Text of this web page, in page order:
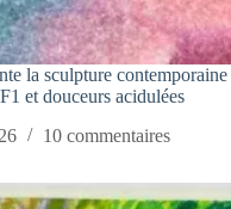
la sculpture contemporaine
et douceurs acidulées
10 commentaires